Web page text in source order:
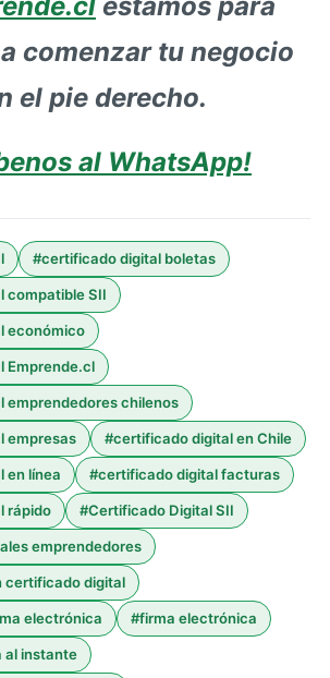
comenzar tu negocio
el pie derecho.
al WhatsApp!
#certificado digital boletas
compatible SII
económico
Emprende.cl
emprendedores chilenos
empresas #certificado digital en Chile
en línea #certificado digital facturas
rápido #Certificado Digital SII
emprendedores
certificado digital
electrónica #firma electrónica
al instante